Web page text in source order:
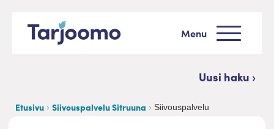
Siirry sisältöön
Menu
Uusi haku ›
Etusivu Siivouspalvelu Sitruuna Siivouspalvelu